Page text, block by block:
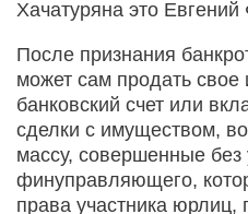
Хачатуряна это
После признания
может сам продать свое
банковский счет или
сделки с имуществом,
массу, совершенные без
финуправляющего,
права участника